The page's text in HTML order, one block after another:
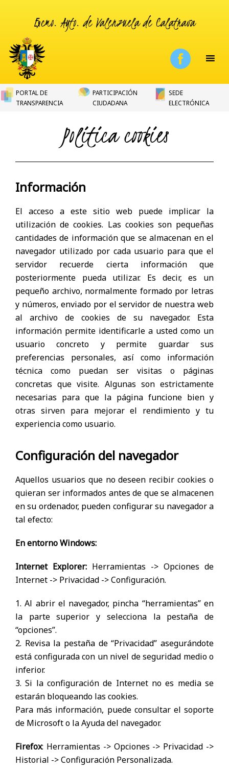
Excmo. Ayto. de Valenzuela de Calatrava
PORTAL DE
TRANSPARENCIA
PARTICIPACIÓN
CIUDADANA
SEDE
ELECTRÓNICA
Politica cookies
Información
El acceso a este sitio web puede implicar la
utilización de cookies. Las cookies son pequeñas
cantidades de información que se almacenan en el
navegador utilizado por cada usuario para que el
servidor recuerde cierta información que
posteriormente pueda utilizar. Es decir, es un
pequeño archivo, normalmente formado por letras
y números, enviado por el servidor de nuestra web
al archivo de cookies de su navegador. Esta
información permite identificarle a usted como un
usuario concreto y permite guardar sus
preferencias personales, así como información
técnica como puedan ser visitas o páginas
concretas que visite. Algunas son estrictamente
necesarias para que la página funcione bien y
otras sirven para mejorar el rendimiento y tu
experiencia como usuario.
Configuración del navegador
Aquellos usuarios que no deseen recibir cookies o
quieran ser informados antes de que se almacenen
en su ordenador, pueden configurar su navegador a
tal efecto:
En entorno Windows:
Internet Explorer: Herramientas -> Opciones de
Internet -> Privacidad -> Configuración.
1. Al abrir el navegador, pincha “herramientas” en
la parte superior y selecciona la pestaña de
“opciones”.
2. Revisa la pestaña de “Privacidad” asegurándote
está configurada con un nivel de seguridad medio o
inferior.
3. Si la configuración de Internet no es media se
estarán bloqueando las cookies.
Para más información, puede consultar el soporte
de Microsoft o la Ayuda del navegador.
Firefox: Herramientas -> Opciones -> Privacidad ->
Historial -> Configuración Personalizada.